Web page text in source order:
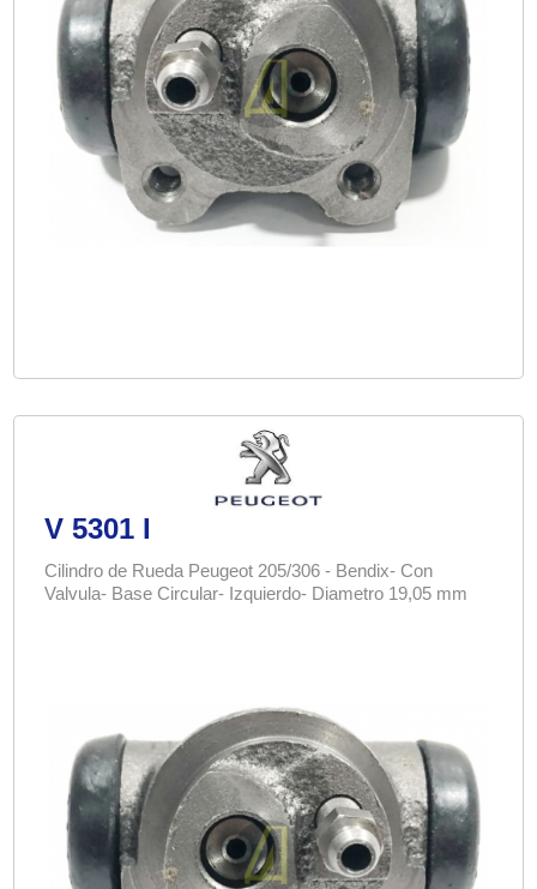
V 5301 I
Cilindro de Rueda Peugeot 205/306 - Bendix- Con
Valvula- Base Circular- Izquierdo- Diametro 19,05 mm